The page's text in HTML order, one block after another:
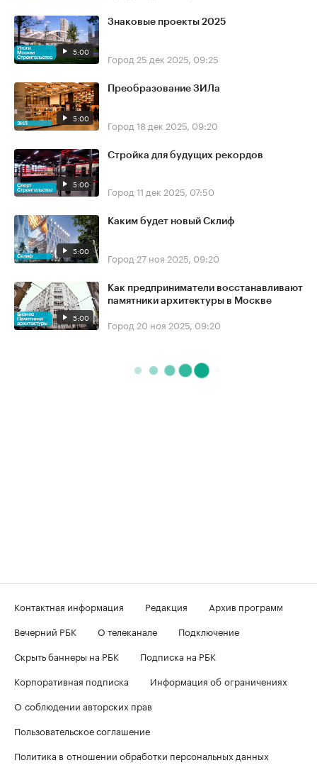
5:00
Знаковые проекты 2025
Город 25 дек 2025, 09:25
5:00
Преобразование ЗИЛа
Город 18 дек 2025, 09:20
5:00
Стройка для будущих рекордов
Город 11 дек 2025, 07:50
5:00
Каким будет новый Склиф
Город 27 ноя 2025, 09:20
5:00
Как предприниматели восстанавливают
памятники архитектуры в Москве
Город 20 ноя 2025, 09:20
Контактная информация Редакция
Архив программ
Вечерний РБК
О телеканале
Подключение
Скрыть баннеры на РБК
Подписка на РБК
Корпоративная подписка
Информация об ограничениях
О соблюдении авторских прав
Пользовательское соглашение
Политика в отношении обработки персональных данных